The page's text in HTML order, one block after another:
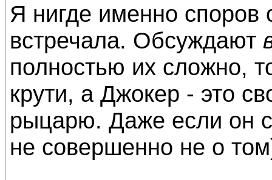
Я нигде именно споров
встречала. Обсуждают
полностью их сложно,
крути, а Джокер - это
рыцарю. Даже если он
не совершенно не о